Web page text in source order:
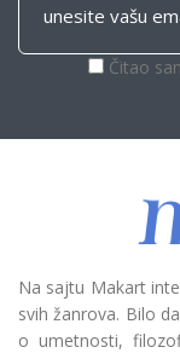
Čitao
Na sajtu Makart
svih žanrova. Bilo
o umetnosti,